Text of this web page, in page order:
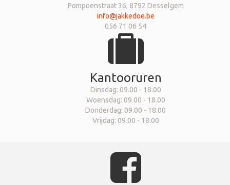
Pompoenstraat 36, 8792 Desselgem
info@jakkedoe.be
056 71 06 54
Kantooruren
Dinsdag: 09.00 - 18.00
Woensdag: 09.00 - 18.00
Donderdag: 09.00 - 18.00
Vrijdag: 09.00 - 18.00